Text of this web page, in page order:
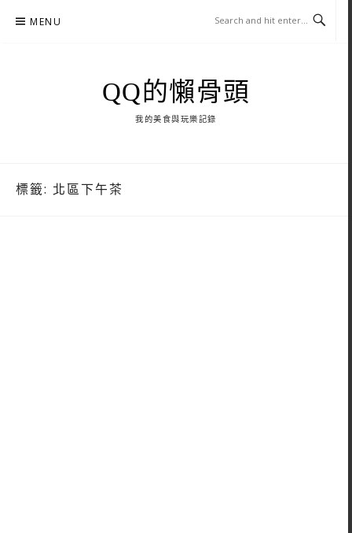
MENU
QQ的懶骨頭
我的美食與玩樂記錄
標籤: 北區下午茶